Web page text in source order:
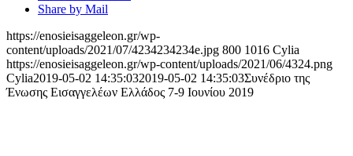
Share by Mail
https://enosieisaggeleon.gr/wp-
content/uploads/2021/07/4234234234e.jpg 800 1016 Cylia
https://enosieisaggeleon.gr/wp-content/uploads/2021/06/4324.png
Cylia2019-05-02 14:35:032019-05-02 14:35:03Συνέδριο της
Ένωσης Εισαγγελέων Ελλάδος 7-9 Ιουνίου 2019